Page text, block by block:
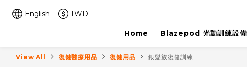
English TWD
Home Blazepod 光動訓練設備
View All 復健醫療用品 復健用品 銀髮族復健訓練